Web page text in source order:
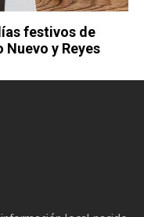
festivos de
Nuevo y Reyes